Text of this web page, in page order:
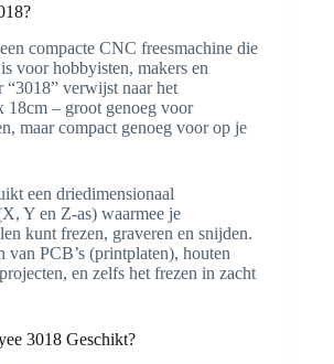
compacte CNC freesmachine die
voor hobbyisten, makers en
“3018” verwijst naar het
18cm – groot genoeg voor
maar compact genoeg voor op je
een driedimensionaal
Y en Z-as) waarmee je
kunt frezen, graveren en snijden.
van PCB’s (printplaten), houten
en zelfs het frezen in zacht
3018 Geschikt?